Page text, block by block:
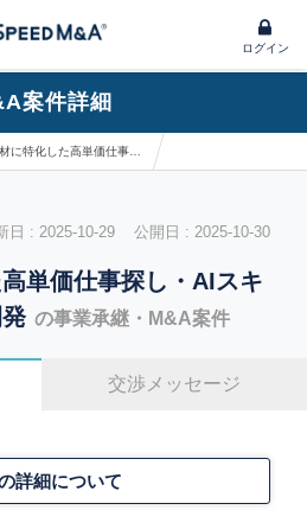
ログイン
案件詳細
日 : 2025-10-29 公開日 : 2025-10-30
単価仕事探し・AIスキ
の事業承継・M&A案件
交渉メッセージ
詳細について